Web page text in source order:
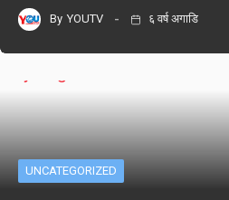
By YOUTV ६ वर्ष अगाडि
UNCATEGORIZED